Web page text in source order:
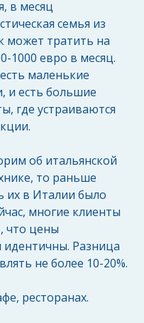
в месяц
семья из
может тратить на
1000 евро в месяц.
маленькие
и есть большие
где устраиваются
об итальянской
то раньше
их в Италии было
многие клиенты
что цены
идентичны. Разница
не более 10-20%.
ресторанах.